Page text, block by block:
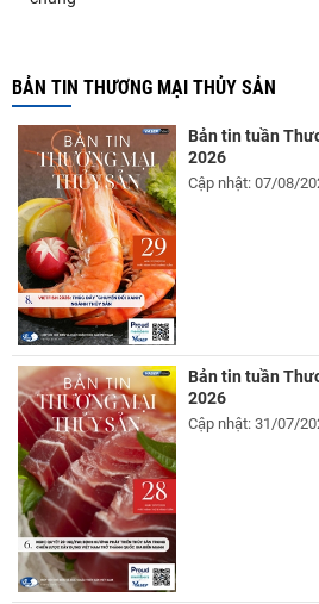
BẢN TIN THƯƠNG MẠI THỦY SẢN
Bản tin tuần
2026
Cập nhật: 07/08/
Bản tin tuần
2026
Cập nhật: 31/07/